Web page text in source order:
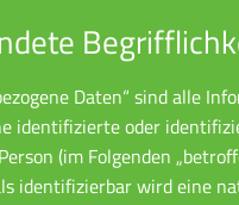
Daten“ sind alle
identifizierte oder
(im Folgenden
identifizierbar wird eine